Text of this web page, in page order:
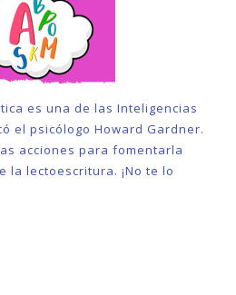
es una de las Inteligencias
el psicólogo Howard Gardner.
acciones para fomentarla
la lectoescritura. ¡No te lo